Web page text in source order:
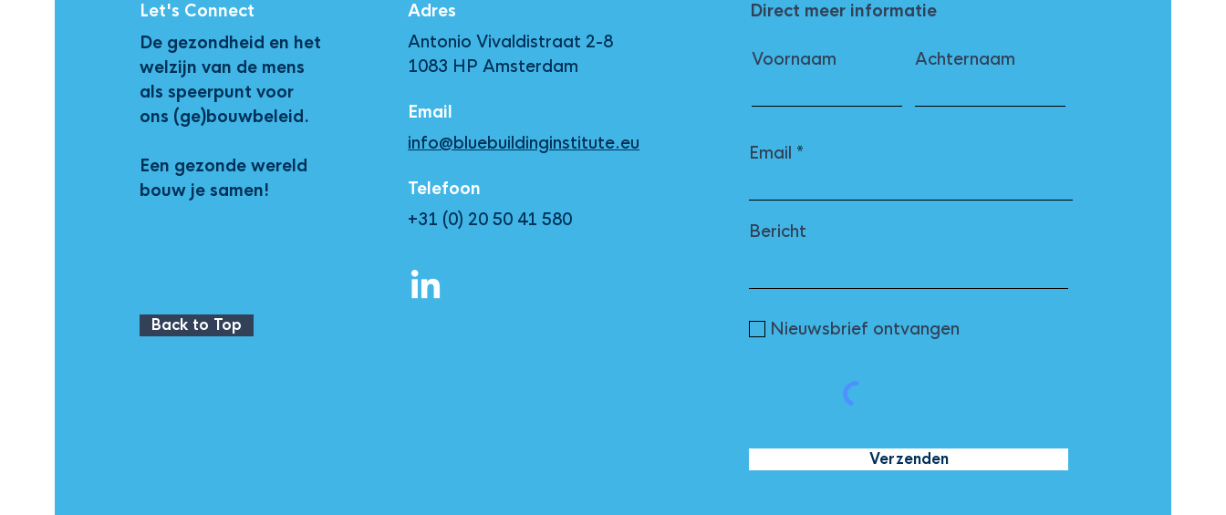
Let's Connect
De gezondheid en het
welzijn van de mens
als speerpunt voor
ons (ge)bouwbeleid.
Een gezonde wereld
bouw je samen!
Back to Top
Adres
Antonio Vivaldistraat 2-8
1083 HP Amsterdam
Email
info@bluebuildinginstitute.eu
Telefoon
+31 (0) 20 50 41 580
Direct meer informatie
Voornaam Achternaam
Email
Bericht
Nieuwsbrief ontvangen
Verzenden